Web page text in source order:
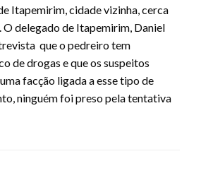
Itapemirim, cidade vizinha, cerca
O delegado de Itapemirim, Daniel
que o pedreiro tem
de drogas e que os suspeitos
facção ligada a esse tipo de
ninguém foi preso pela tentativa